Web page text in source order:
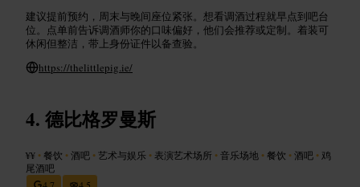
建议提前预约，周末与晚间座位紧张。想看调酒过程就早点到吧台
位。点单前告诉调酒师你的口味偏好，他们会推荐或定制。着装可
休闲但整洁，带上身份证件以备查验。
https://thelittlepig.ie/
德比格罗曼斯
¥¥ •餐饮 •酒吧 • 艺术与娱乐 • 表演艺术场所 •音乐场地 •餐饮 •酒吧 • 鸡
尾酒吧
4.7
4.5